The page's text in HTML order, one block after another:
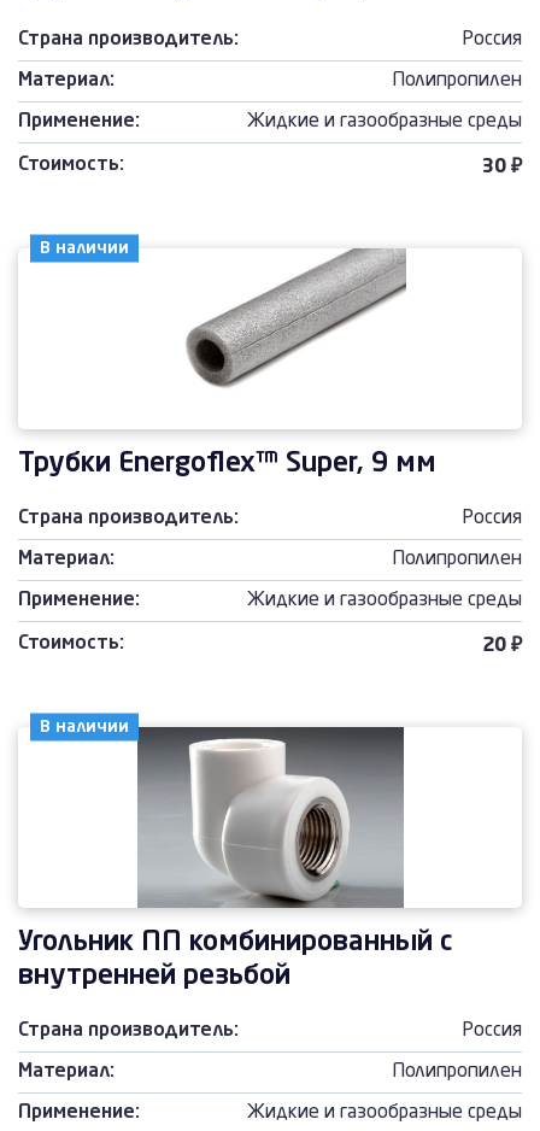
Страна производитель: Россия
Материал: Полипропилен
Применение: Жидкие и газообразные среды
Стоимость: 30 ₽
В наличии
Трубки Energoflex™ Super, 9 мм
Страна производитель: Россия
Материал: Полипропилен
Применение: Жидкие и газообразные среды
Стоимость: 20 ₽
В наличии
Угольник ПП комбинированный с
внутренней резьбой
Страна производитель: Россия
Материал: Полипропилен
Применение: Жидкие и газообразные среды